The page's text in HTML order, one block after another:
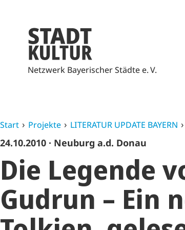
Netzwerk Bayerischer Städte e. V.
Start Projekte LITERATUR UPDATE BAYERN
24.10.2010 · Neuburg a.d. Donau
Die Legende
Gudrun – Ein